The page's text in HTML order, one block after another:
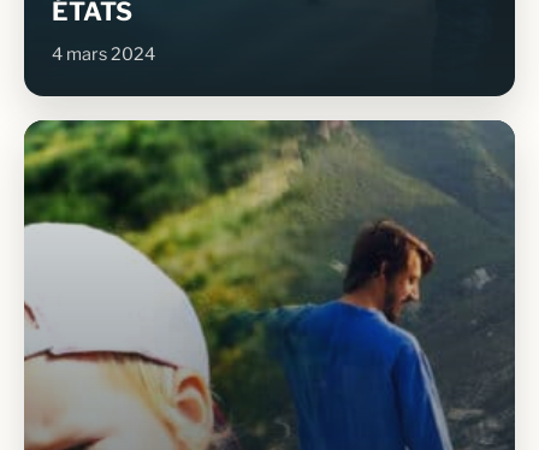
ÉTATS
4 mars 2024